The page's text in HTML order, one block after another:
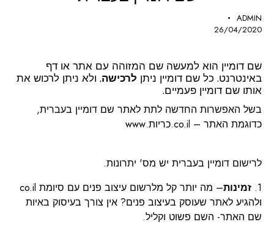
ADMIN
26/04/2020
שם דומיין הוא למעשה שם המזוהה עם אתר או דף
באינטרנט. כל שם דומיין ניתן לרכישה, ולא ניתן לרכוש את
אותו שם דומיין פעמיים.
בשל האפשרות החדשה לתת לאתר שם דומיין בעברית,
כדוגמת האתר – co.il.כריות.www
לרישום דומיין בעברית יש מס' יתרונות.
1. זמינות
– מה יותר קל מלרשום עיצוב פנים עם סיומת co.il
ולהגיע לאתר שעוסק בעיצוב פנים? אין צורך בעיסוק באיות
שם האתר- השם פשוט וקליל.